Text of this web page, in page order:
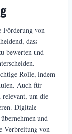
Förderung von
dass
bewerten und
Rolle, indem
Auch für
relevant, um die
Digitale
und
Verbreitung von